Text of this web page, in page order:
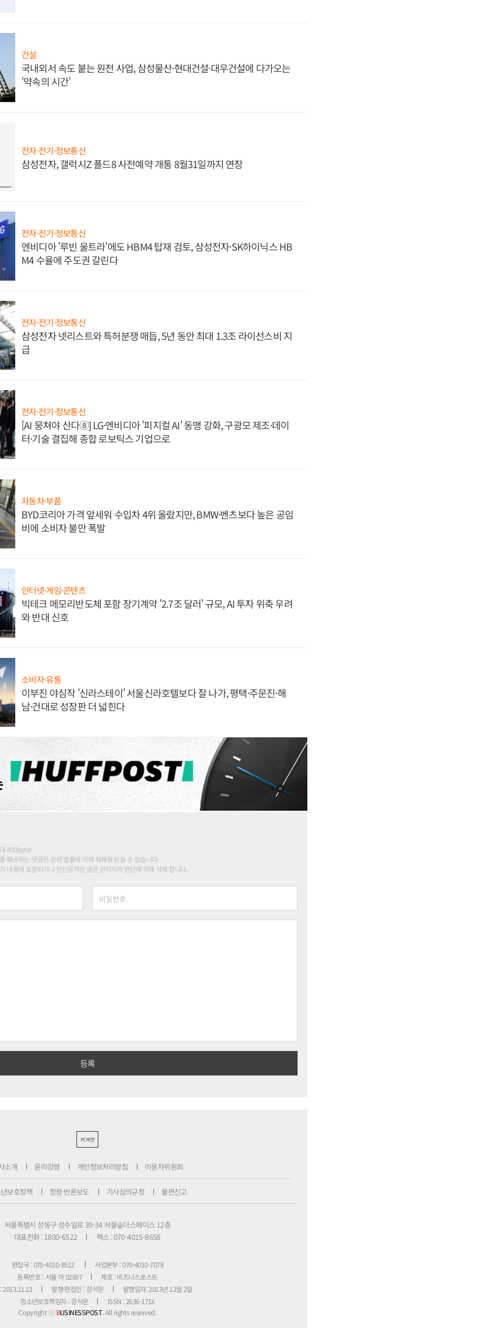
건설
국내외서 속도 붙는 원전 사업, 삼성물산·현대건설·대우건설에 다가오는
'약속의 시간'
전자·전기·정보통신
삼성전자, 갤럭시Z 폴드8 사전예약 개통 8월31일까지 연장
전자·전기·정보통신
엔비디아 '루빈 울트라'에도 HBM4 탑재 검토, 삼성전자·SK하이닉스 HB
M4 수율에 주도권 갈린다
전자·전기·정보통신
삼성전자 넷리스트와 특허분쟁 매듭, 5년 동안 최대 1.3조 라이선스비 지
급
전자·전기·정보통신
[AI 뭉쳐야 산다⑧] LG·엔비디아 '피지컬 AI' 동맹 강화, 구광모 제조·데이
터·기술 결집해 종합 로보틱스 기업으로
자동차·부품
BYD코리아 가격 앞세워 수입차 4위 올랐지만, BMW·벤츠보다 높은 공임
비에 소비자 불만 폭발
인터넷·게임·콘텐츠
빅테크 메모리반도체 포함 장기계약 '2.7조 달러' 규모, AI 투자 위축 우려
와 반대 신호
소비자·유통
이부진 야심작 '신라스테이' 서울신라호텔보다 잘 나가, 평택·주문진·해
남·건대로 성장판 더 넓힌다
400byte)
훼손하는 댓글은 관련 법률에 의해 제재를 받을 수 있습니다.
내용에 포함되거나 인신공격성 글은 관리자의 판단에 의해 삭제 합니다.
PC버전
소개 윤리강령 개인정보처리방침 이용자위원회
보호정책 정정·반론보도 기사심의규정 불편신고
서울특별시 성동구 성수일로 39-34 서울숲더스페이스 12층
대표전화 : 1800-6522
팩스 : 070-4015-8658
편집국 : 070-4010-8512
사업본부 : 070-4010-7078
등록번호 : 서울 아 02897
제호 : 비즈니스포스트
2013.11.13
발행·편집인 : 강석운
발행일자: 2013년 12월 2일
청소년보호책임자 : 강석운
ISSN : 2636-171X
Copyright ⓒBUSINESSPOST. All rights reserved.